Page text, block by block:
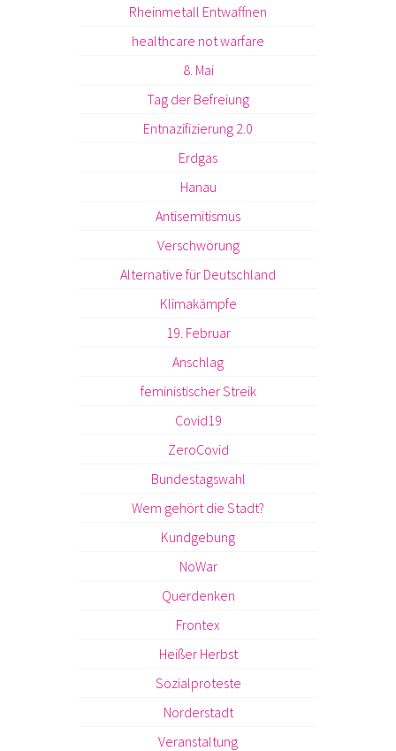
Rheinmetall Entwaffnen
healthcare not warfare
8. Mai
Tag der Befreiung
Entnazifizierung 2.0
Erdgas
Hanau
Antisemitismus
Verschwörung
Alternative für Deutschland
Klimakämpfe
19. Februar
Anschlag
feministischer Streik
Covid19
ZeroCovid
Bundestagswahl
Wem gehört die Stadt?
Kundgebung
NoWar
Querdenken
Frontex
Heißer Herbst
Sozialproteste
Norderstadt
Veranstaltung